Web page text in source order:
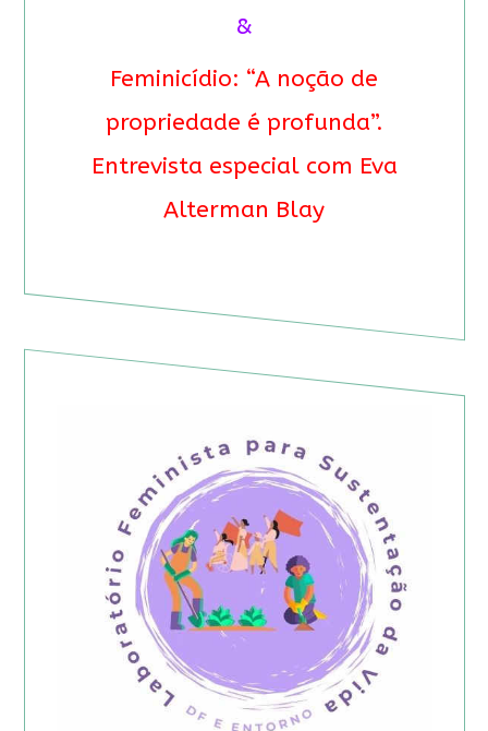
&
Feminicídio: “A noção de
propriedade é profunda”.
Entrevista especial com Eva
Alterman Blay